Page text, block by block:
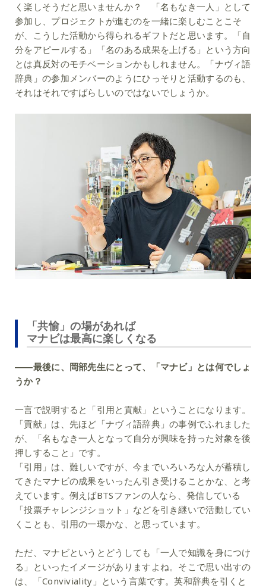
く楽しそうだと思いませんか？ 「名もなき一人」として
参加し、プロジェクトが進むのを一緒に楽しむことこそ
が、こうした活動から得られるギフトだと思います。「自
分をアピールする」「名のある成果を上げる」という方向
とは真反対のモチベーションかもしれません。「ナヴィ語
辞典」の参加メンバーのようにひっそりと活動するのも、
それはそれですばらしいのではないでしょうか。
「共愉」の場があれば
マナビは最高に楽しくなる
――最後に、岡部先生にとって、「マナビ」とは何でしょ
うか？
一言で説明すると「引用と貢献」ということになります。
「貢献」は、先ほど「ナヴィ語辞典」の事例でふれました
が、「名もなき一人となって自分が興味を持った対象を後
押しすること」です。
「引用」は、難しいですが、今までいろいろな人が蓄積し
てきたマナビの成果をいったん引き受けることかな、と考
えています。例えばBTSファンの人なら、発信している
「投票チャレンジショット」などを引き継いで活動してい
くことも、引用の一環かな、と思っています。
ただ、マナビというとどうしても「一人で知識を身につけ
る」といったイメージがありますよね。そこで思い出すの
は、「Conviviality」という言葉です。英和辞典を引くと